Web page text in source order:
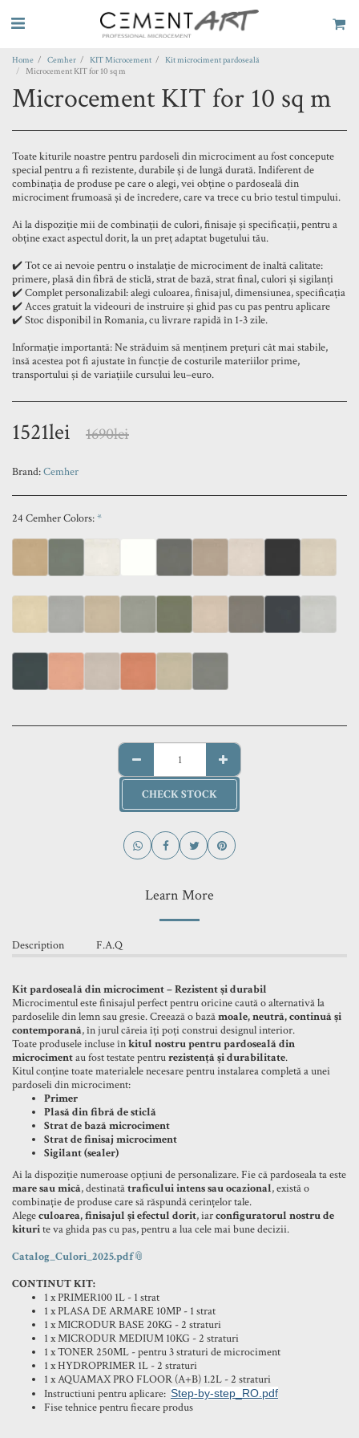
Home Cemher KIT Microcement
Kit microciment pardoseală
Microcement KIT for 10 sq m
Microcement KIT for 10 sq m
Toate kiturile noastre pentru pardoseli din microciment au fost concepute
special pentru a fi rezistente, durabile și de lungă durată. Indiferent de
combinația de produse pe care o alegi, vei obține o pardoseală din
microciment frumoasă și de încredere, care va trece cu brio testul timpului.
Ai la dispoziție mii de combinații de culori, finisaje și specificații, pentru a
obține exact aspectul dorit, la un preț adaptat bugetului tău.
✔️ Tot ce ai nevoie pentru o instalație de microciment de înaltă calitate:
primere, plasă din fibră de sticlă, strat de bază, strat final, culori și sigilanți
✔️ Complet personalizabil: alegi culoarea, finisajul, dimensiunea, specificația
✔️ Acces gratuit la videouri de instruire și ghid pas cu pas pentru aplicare
✔️ Stoc disponibil în Romania, cu livrare rapidă în 1-3 zile.
Informație importantă: Ne străduim să menținem prețuri cât mai stabile,
însă acestea pot fi ajustate în funcție de costurile materiilor prime,
transportului și de variațiile cursului leu–euro.
1521lei 1690lei
Brand:Cemher
24 Cemher Colors:*
CHECK STOCK
Learn More
Description F.A.Q
Kit pardoseală din microciment – Rezistent și durabil
Microcimentul este finisajul perfect pentru oricine caută o alternativă la
pardoselile din lemn sau gresie. Creează o bazămoale, neutră, continuă și
contemporană, în jurul căreia îți poți construi designul interior.
Toate produsele incluse înkitul nostru pentru pardoseală din
microcimentau fost testate pentrurezistență și durabilitate.
Kitul conține toate materialele necesare pentru instalarea completă a unei
pardoseli din microciment:
Primer
Plasă din fibră de sticlă
Strat de bază microciment
Strat de finisaj microciment
Sigilant (sealer)
Ai la dispoziție numeroase opțiuni de personalizare. Fie că pardoseala ta este
mare sau mică, destinatătraficului intens sau ocazional, există o
combinație de produse care să răspundă cerințelor tale.
Alegeculoarea, finisajul și efectul dorit, iarconfiguratorul nostru de
kiturite va ghida pas cu pas, pentru a lua cele mai bune decizii.
Catalog_Culori_2025.pdf
CONTINUT KIT:
1 x PRIMER100 1L - 1 strat
1 x PLASA DE ARMARE 10MP - 1 strat
1 x MICRODUR BASE 20KG - 2 straturi
1 x MICRODUR MEDIUM 10KG - 2 straturi
1 x TONER 250ML - pentru 3 straturi de microciment
1 x HYDROPRIMER 1L - 2 straturi
1 x AQUAMAX PRO FLOOR (A+B) 1.2L - 2 straturi
Instructiuni pentru aplicare: Step-by-step_RO.pdf
Fise tehnice pentru fiecare produs